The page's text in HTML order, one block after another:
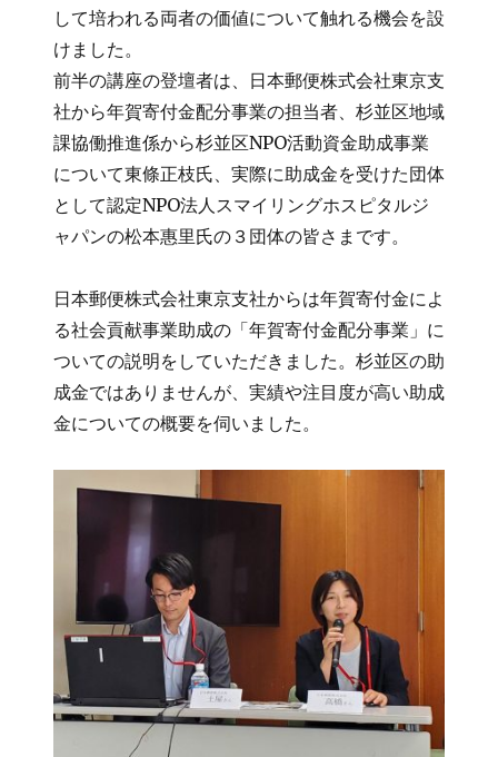
して培われる両者の価値について触れる機会を設
けました。
前半の講座の登壇者は、日本郵便株式会社東京支
社から年賀寄付金配分事業の担当者、杉並区地域
課協働推進係から杉並区NPO活動資金助成事業
について東條正枝氏、実際に助成金を受けた団体
として認定NPO法人スマイリングホスピタルジ
ャパンの松本惠里氏の３団体の皆さまです。
日本郵便株式会社東京支社からは年賀寄付金によ
る社会貢献事業助成の「年賀寄付金配分事業」に
ついての説明をしていただきました。杉並区の助
成金ではありませんが、実績や注目度が高い助成
金についての概要を伺いました。